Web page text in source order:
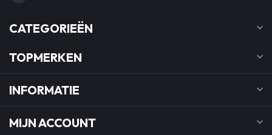
CATEGORIEËN
TOPMERKEN
INFORMATIE
MIJN ACCOUNT